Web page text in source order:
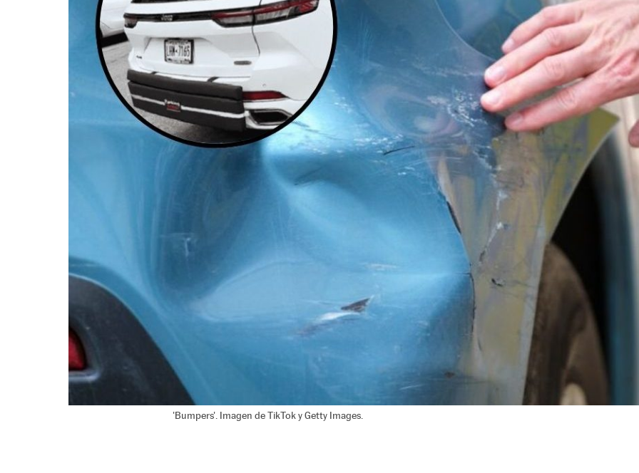
'Bumpers'. Imagen de TikTok y Getty Images.